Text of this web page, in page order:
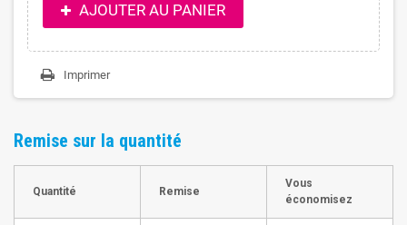
AJOUTER AU PANIER
Imprimer
Remise sur la quantité
Quantité Remise
Vous
économisez